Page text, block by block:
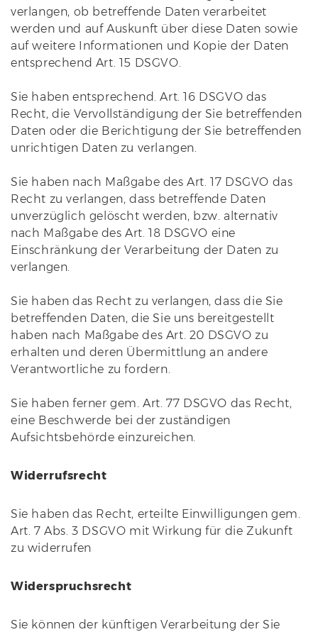
verlangen, ob betreffende Daten verarbeitet
werden und auf Auskunft über diese Daten sowie
auf weitere Informationen und Kopie der Daten
entsprechend Art. 15 DSGVO.
Sie haben entsprechend. Art. 16 DSGVO das
Recht, die Vervollständigung der Sie betreffenden
Daten oder die Berichtigung der Sie betreffenden
unrichtigen Daten zu verlangen.
Sie haben nach Maßgabe des Art. 17 DSGVO das
Recht zu verlangen, dass betreffende Daten
unverzüglich gelöscht werden, bzw. alternativ
nach Maßgabe des Art. 18 DSGVO eine
Einschränkung der Verarbeitung der Daten zu
verlangen.
Sie haben das Recht zu verlangen, dass die Sie
betreffenden Daten, die Sie uns bereitgestellt
haben nach Maßgabe des Art. 20 DSGVO zu
erhalten und deren Übermittlung an andere
Verantwortliche zu fordern.
Sie haben ferner gem. Art. 77 DSGVO das Recht,
eine Beschwerde bei der zuständigen
Aufsichtsbehörde einzureichen.
Widerrufsrecht
Sie haben das Recht, erteilte Einwilligungen gem.
Art. 7 Abs. 3 DSGVO mit Wirkung für die Zukunft
zu widerrufen
Widerspruchsrecht
Sie können der künftigen Verarbeitung der Sie